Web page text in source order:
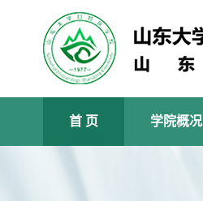
首 页 学院概况